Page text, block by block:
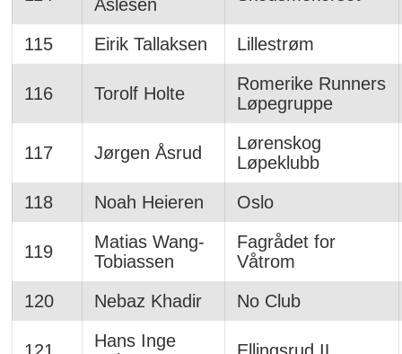
Aslesen
115 Eirik Tallaksen Lillestrøm
116 Torolf Holte
Romerike Runners
Løpegruppe
117 Jørgen Åsrud
Lørenskog
Løpeklubb
118
Noah Heieren Oslo
119
Matias Wang-
Tobiassen
Fagrådet for
Våtrom
120
Nebaz Khadir No Club
Hans Inge